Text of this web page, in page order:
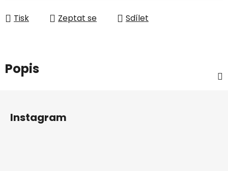
Tisk Zeptat se Sdílet
Popis
Instagram